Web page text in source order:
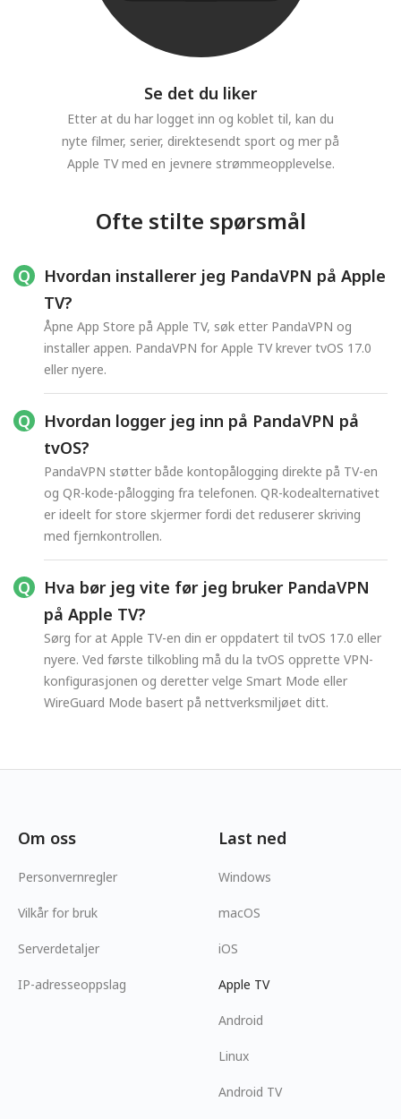
Se det du liker
Etter at du har logget inn og koblet til, kan du
nyte filmer, serier, direktesendt sport og mer på
Apple TV med en jevnere strømmeopplevelse.
Ofte stilte spørsmål
Hvordan installerer jeg PandaVPN på Apple
TV?
Åpne App Store på Apple TV, søk etter PandaVPN og
installer appen. PandaVPN for Apple TV krever tvOS 17.0
eller nyere.
Hvordan logger jeg inn på PandaVPN på
tvOS?
PandaVPN støtter både kontopålogging direkte på TV-en
og QR-kode-pålogging fra telefonen. QR-kodealternativet
er ideelt for store skjermer fordi det reduserer skriving
med fjernkontrollen.
Hva bør jeg vite før jeg bruker PandaVPN
på Apple TV?
Sørg for at Apple TV-en din er oppdatert til tvOS 17.0 eller
nyere. Ved første tilkobling må du la tvOS opprette VPN-
konfigurasjonen og deretter velge Smart Mode eller
WireGuard Mode basert på nettverksmiljøet ditt.
Om oss
Personvernregler
Vilkår for bruk
Serverdetaljer
IP-adresseoppslag
Last ned
Windows
macOS
iOS
Apple TV
Android
Linux
Android TV